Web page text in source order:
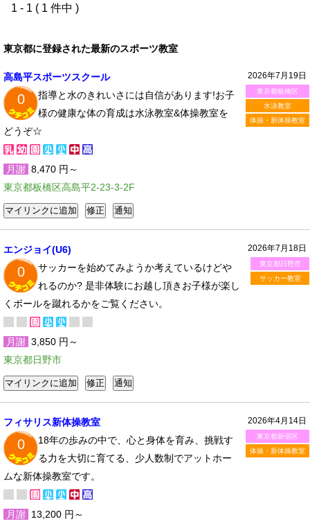
1 - 1 ( 1 件中 )
東京都に登録された最新のスポーツ教室
2026年7月19日
東京都板橋区
水泳教室
体操・新体操教室
高島平スポーツスクール
0
指導と水のきれいさには自信があります!お子
様の健康な体の育成は水泳教室&体操教室を
どうぞ☆
月謝 8,470 円～
東京都板橋区高島平2-23-3-2F
2026年7月18日
東京都日野市
サッカー教室
エンジョイ(U6)
0
サッカーを始めてみようか考えているけどや
れるのか? 是非体験にお越し頂きお子様が楽し
くボールを蹴れるかをご覧ください。
月謝 3,850 円～
東京都日野市
2026年4月14日
東京都新宿区
体操・新体操教室
フィサリス新体操教室
0
18年の歩みの中で、心と身体を育み、挑戦す
る力を大切に育てる、少人数制でアットホー
ムな新体操教室です。
月謝 13,200 円～